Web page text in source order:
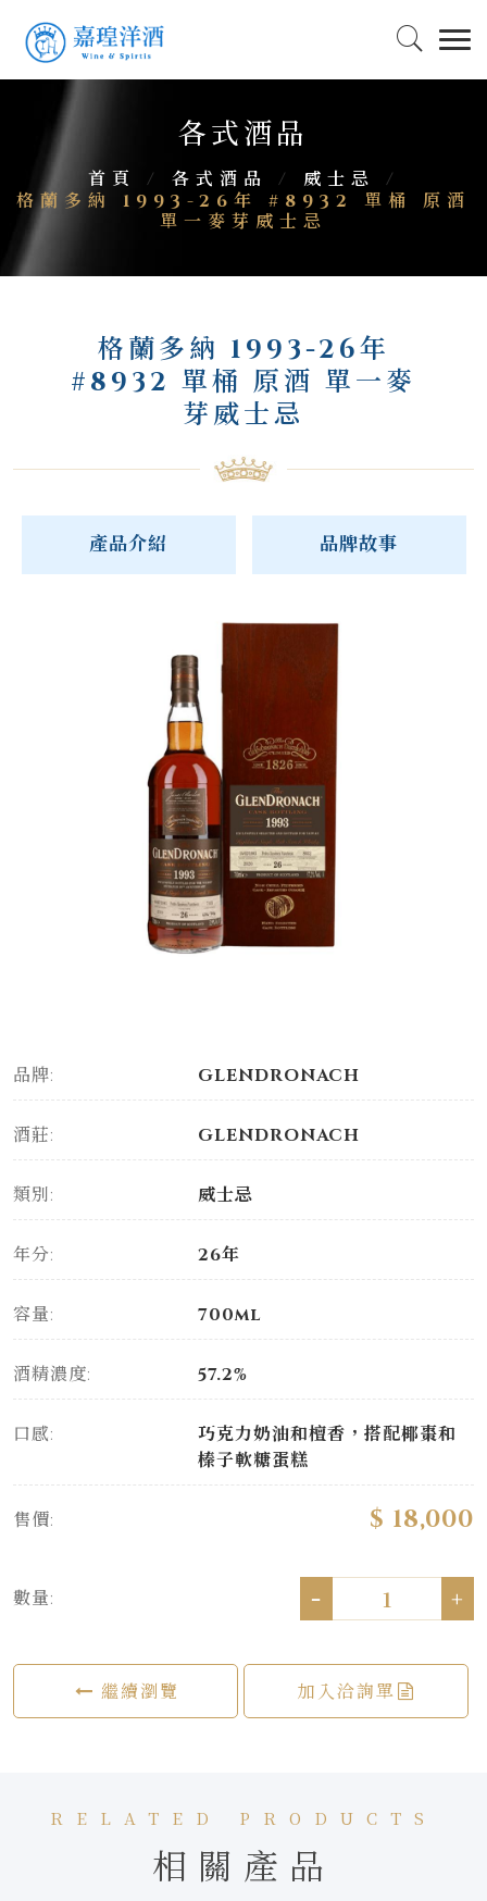
各式酒品
首頁 / 各式酒品 / 威士忌
/
格蘭多納 1993-26年 #8932 單桶 原酒
單一麥芽威士忌
格蘭多納 1993-26年
#8932 單桶 原酒 單一麥
芽威士忌
產品介紹 品牌故事
品牌: GLENDRONACH
酒莊: GLENDRONACH
類別: 威士忌
年分: 26年
容量: 700ml
酒精濃度: 57.2%
口感:
巧克力奶油和檀香，搭配椰棗和
榛子軟糖蛋糕
售價: $ 18,000
數量: - +
繼續瀏覽 加入洽詢單
RELATED PRODUCTS
相關產品